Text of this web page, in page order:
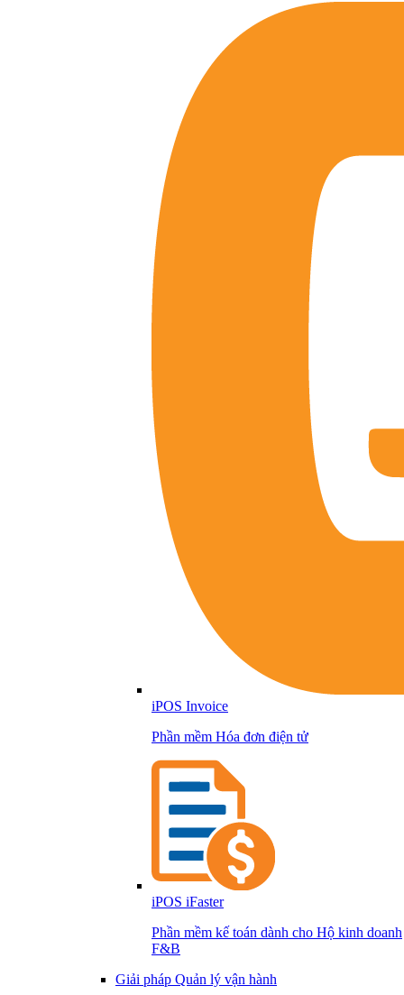
iPOS Invoice
Phần mềm Hóa đơn điện tử
iPOS iFaster
Phần mềm kế toán dành cho Hộ kinh doanh
F&B
Giải pháp Quản lý vận hành